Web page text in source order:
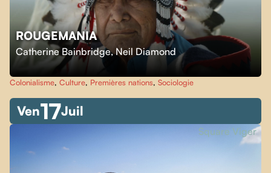
ROUGEMANIA
Catherine Bainbridge,Neil Diamond
Colonialisme, Culture, Premières nations, Sociologie
Ven17Juil
Square Viger